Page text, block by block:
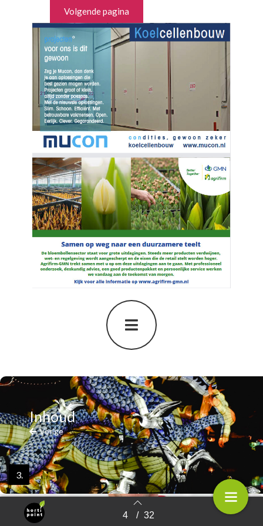
Terug naar overzicht 4 / 32
Volgende pagina
Inhoud
Vorige
3.